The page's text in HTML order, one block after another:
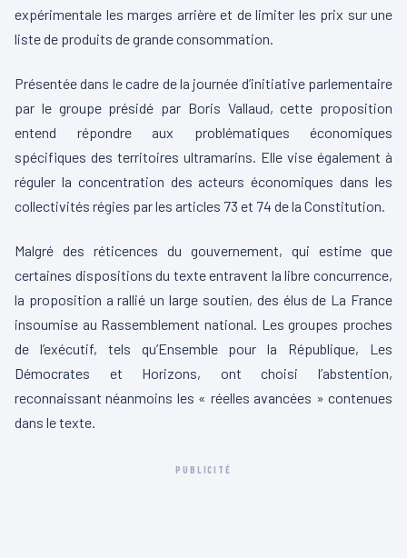
expérimentale les marges arrière et de limiter les prix sur une
liste de produits de grande consommation.
Présentée dans le cadre de la journée d’initiative parlementaire
par le groupe présidé par Boris Vallaud, cette proposition
entend répondre aux problématiques économiques
spécifiques des territoires ultramarins. Elle vise également à
réguler la concentration des acteurs économiques dans les
collectivités régies par les articles 73 et 74 de la Constitution.
Malgré des réticences du gouvernement, qui estime que
certaines dispositions du texte entravent la libre concurrence,
la proposition a rallié un large soutien, des élus de La France
insoumise au Rassemblement national. Les groupes proches
de l’exécutif, tels qu’Ensemble pour la République, Les
Démocrates et Horizons, ont choisi l’abstention,
reconnaissant néanmoins les « réelles avancées » contenues
dans le texte.
PUBLICITÉ